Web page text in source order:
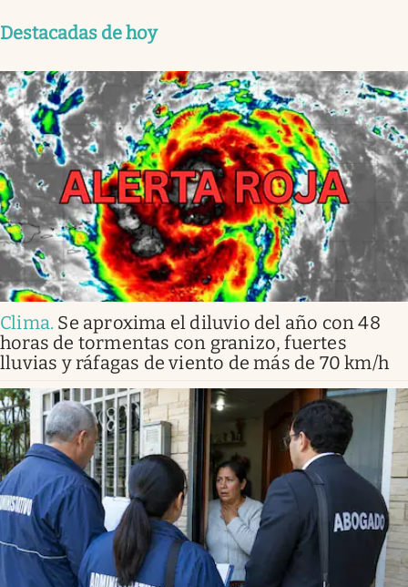
Destacadas de hoy
Clima. Se aproxima el diluvio del año con 48
horas de tormentas con granizo, fuertes
lluvias y ráfagas de viento de más de 70 km/h